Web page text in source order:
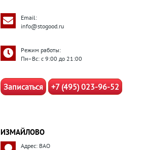
Email:
info@stogood.ru
Режим работы:
Пн–Вс: с 9:00 до 21:00
Записаться +7 (495) 023-96-52
ИЗМАЙЛОВО
Адрес: ВАО